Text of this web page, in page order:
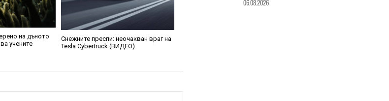
на дъното
учените
Снежните преспи: неочакван враг на
Tesla Cybertruck (ВИДЕО)
всичко, което знаем към